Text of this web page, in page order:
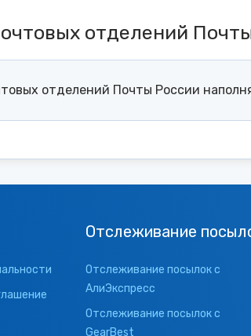
отделений
отделений Почты России
Отслеживание
Отслеживание посылок с
АлиЭкспресс
Отслеживание посылок с
GearBest